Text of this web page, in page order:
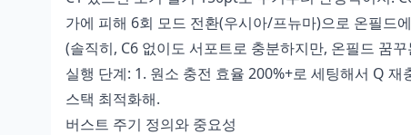
가에 피해 6회 모드 전환(우시아/프뉴마)으로 온필드
(솔직히, C6 없이도 서포트로 충분하지만, 온필드 꿈
실행 단계: 1. 원소 충전 효율 200%+로 세팅해서 Q
스택 최적화해.
버스트 주기 정의와 중요성